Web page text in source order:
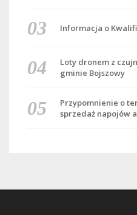
Informacja o
Loty dronem z
gminie Bojszowy
Przypomnienie o
sprzedaż napojów